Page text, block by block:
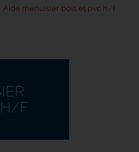
Aide menuisier bois et pvc h/f
H/F